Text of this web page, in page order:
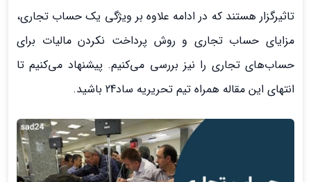
تاثیرگزار هستند که در ادامه علاوه بر ویژگی یک حساب تجاری،
مزایای حساب تجاری و روش پرداخت نکردن مالیات برای
حساب‌های تجاری را نیز بررسی می‌کنیم. پیشنهاد می‌کنیم تا
انتهای این مقاله همراه تیم تحریریه ساد24 باشید.